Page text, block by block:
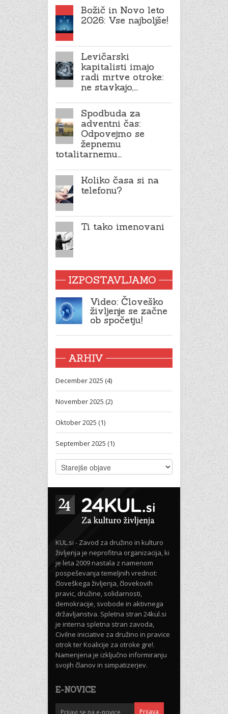
Božič in Novo leto
2026: Vse najboljše!
Levičarski
kapitalisti imajo
radi mrtve otroke:
ne stavkajo,…
Spodbuda za
adventni čas:
Odpovejmo se
žepnemu
totalitarnemu…
Koliko časa si na
telefonu?
Ti tako imenovani
IZPOSTAVLJAMO
Video: Človeško
življenje se začne
ob spočetju!
ARHIV
December 2025 (4)
November 2025 (2)
Oktober 2025 (1)
September 2025 (1)
KUL.si - Zavod za družino in kulturo
življenja je neprofitna organizacija, ki
je leta 2009 nastala z namenom
pospeševanja temeljnih vrednot:
človeškega življenja, človekovih
pravic, družine, solidarnosti,
demokracije, svobode in aktivnega
državljanstva. Spletna stran 24kul.si
je interna spletna stran zavoda,
Civilne iniciative za družino in pravice
otrok ter Koalicije za otroke gre!.
Namenjena je izključno informiranju
svojih članov in simpatizerjev.
E-NOVICE